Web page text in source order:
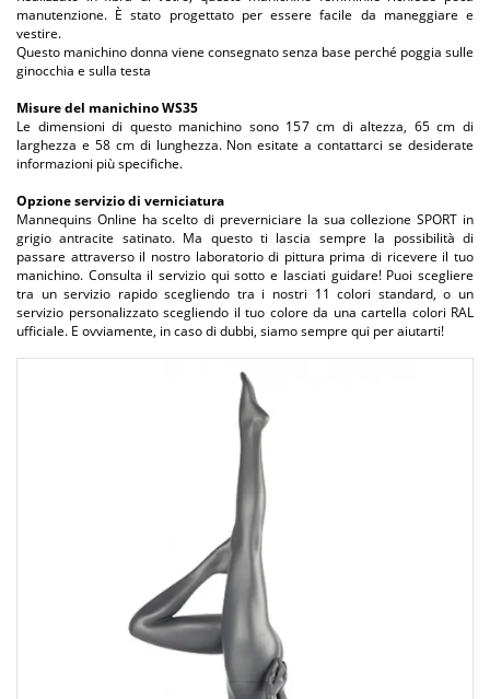
manutenzione. È stato progettato per essere facile da maneggiare e
vestire.
Questo manichino donna viene consegnato senza base perché poggia sulle
ginocchia e sulla testa
Misure del manichino WS35
Le dimensioni di questo manichino sono 157 cm di altezza, 65 cm di
larghezza e 58 cm di lunghezza. Non esitate a contattarci se desiderate
informazioni più specifiche.
Opzione servizio di verniciatura
Mannequins Online ha scelto di preverniciare la sua collezione SPORT in
grigio antracite satinato. Ma questo ti lascia sempre la possibilità di
passare attraverso il nostro laboratorio di pittura prima di ricevere il tuo
manichino. Consulta il servizio qui sotto e lasciati guidare! Puoi scegliere
tra un servizio rapido scegliendo tra i nostri 11 colori standard, o un
servizio personalizzato scegliendo il tuo colore da una cartella colori RAL
ufficiale. E ovviamente, in caso di dubbi, siamo sempre qui per aiutarti!